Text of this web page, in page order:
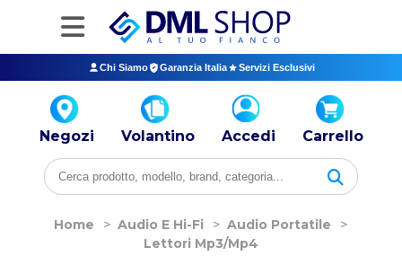
Chi Siamo Garanzia Italia Servizi Esclusivi
Negozi Volantino Accedi Carrello
Home > Audio E Hi-Fi > Audio Portatile
>
Lettori Mp3/mp4